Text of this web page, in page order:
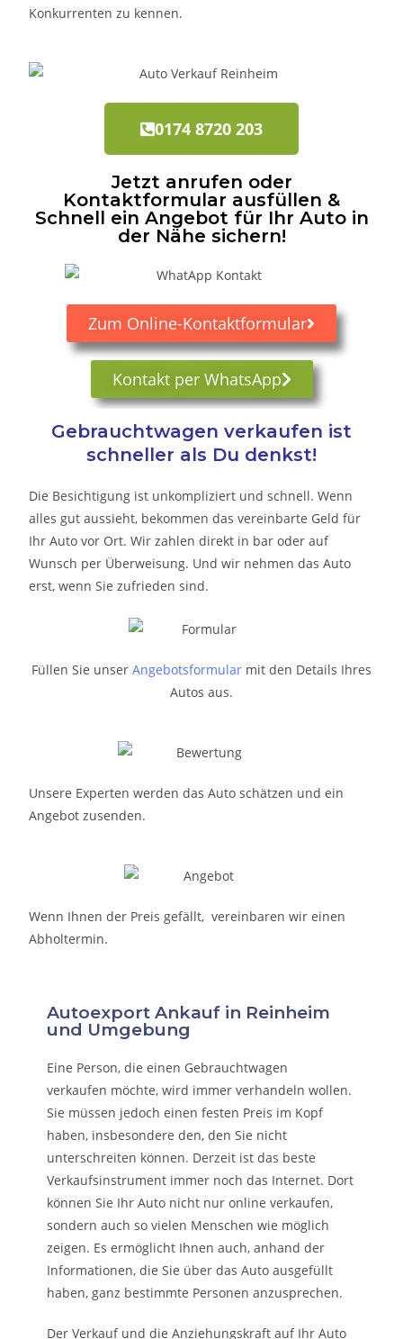
Konkurrenten zu kennen.
0174 8720 203
Jetzt anrufen oder
Kontaktformular ausfüllen &
Schnell ein Angebot für Ihr Auto in
der Nähe sichern!
Zum Online-Kontaktformular
Kontakt per WhatsApp
Gebrauchtwagen verkaufen ist
schneller als Du denkst!
Die Besichtigung ist unkompliziert und schnell. Wenn
alles gut aussieht, bekommen das vereinbarte Geld für
Ihr Auto vor Ort. Wir zahlen direkt in bar oder auf
Wunsch per Überweisung. Und wir nehmen das Auto
erst, wenn Sie zufrieden sind.
Füllen Sie unser Angebotsformular mit den Details Ihres
Autos aus.
Unsere Experten werden das Auto schätzen und ein
Angebot zusenden.
Wenn Ihnen der Preis gefällt, vereinbaren wir einen
Abholtermin.
Autoexport Ankauf in Reinheim
und Umgebung
Eine Person, die einen Gebrauchtwagen
verkaufen möchte, wird immer verhandeln wollen.
Sie müssen jedoch einen festen Preis im Kopf
haben, insbesondere den, den Sie nicht
unterschreiten können. Derzeit ist das beste
Verkaufsinstrument immer noch das Internet. Dort
können Sie Ihr Auto nicht nur online verkaufen,
sondern auch so vielen Menschen wie möglich
zeigen. Es ermöglicht Ihnen auch, anhand der
Informationen, die Sie über das Auto ausgefüllt
haben, ganz bestimmte Personen anzusprechen.
Der Verkauf und die Anziehungskraft auf Ihr Auto